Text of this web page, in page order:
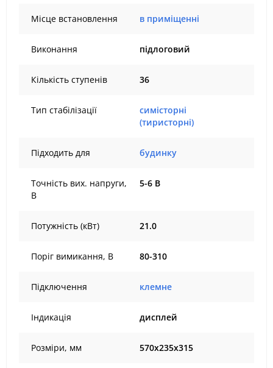
Місце встановлення в приміщенні
Виконання підлоговий
Кількість ступенів 36
Тип стабілізації
симісторні
(тиристорні)
Підходить для будинку
Точність вих. напруги,
В
5-6 В
Потужність (кВт) 21.0
Поріг вимикання, В 80-310
Підключення клемне
Індикація дисплей
Розміри, мм 570х235х315